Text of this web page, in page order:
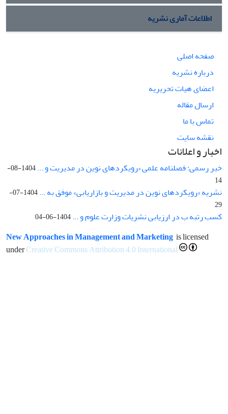
اطلاعات آماری نشریه
صفحه اصلی
درباره نشریه
اعضای هیات تحریریه
ارسال مقاله
تماس با ما
نقشه سایت
اخبار و اعلانات
خبر رسمی: فصلنامه علمی «رویکردهای نوین در مدیریت و ...
1404-08-
14
نشریه «رویکردهای نوین در مدیریت و بازاریابی» موفق به ...
1404-07-
29
کسب رتبه ب در ارزیابی نشریات وزارت علوم و ...1404-06-04
New Approaches in Management and Marketing is licensed
underCreative Commons Attribution 4.0 International